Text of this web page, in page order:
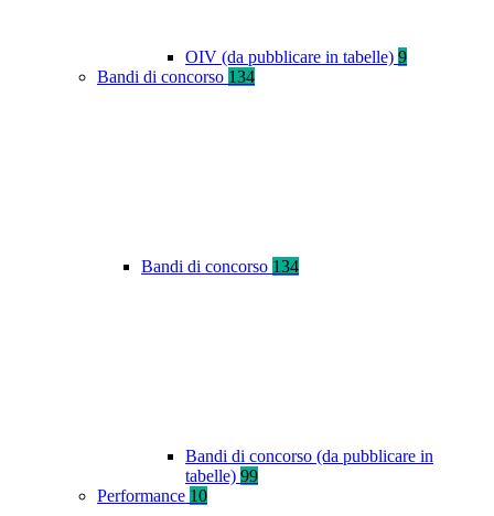
OIV (da pubblicare in tabelle) 9
Bandi di concorso 134
Bandi di concorso 134
Bandi di concorso (da pubblicare in
tabelle) 99
Performance 10